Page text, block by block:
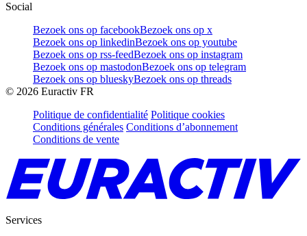
Social
Bezoek ons op facebookBezoek ons op x
Bezoek ons op linkedinBezoek ons op youtube
Bezoek ons op rss-feedBezoek ons op instagram
Bezoek ons op mastodonBezoek ons op telegram
Bezoek ons op blueskyBezoek ons op threads
© 2026 Euractiv FR
Politique de confidentialité Politique cookies
Conditions générales Conditions d’abonnement
Conditions de vente
Services